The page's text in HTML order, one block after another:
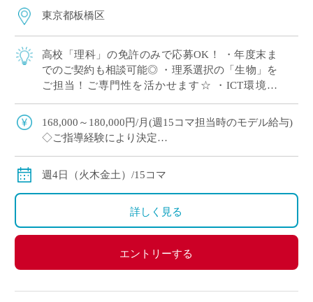
東京都板橋区
高校「理科」の免許のみで応募OK！ ・年度末ま
でのご契約も相談可能◎ ・理系選択の「生物」を
ご担当！ご専門性を活かせます☆ ・ICT環境充
168,000～180,000円/月(週15コマ担当時のモデル給与)
◇ご指導経験により決定
週4日（火木金土）/15コマ
詳しく見る
エントリーする